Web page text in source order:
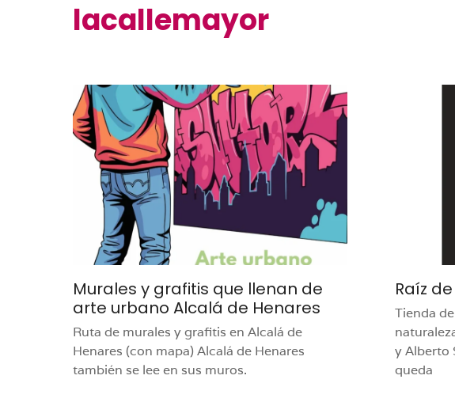
lacallemayor
Murales y grafitis que llenan de
arte urbano Alcalá de Henares
Ruta de murales y grafitis en Alcalá de
Henares (con mapa) Alcalá de Henares
también se lee en sus muros.
Raíz
Tienda
y Alberto
queda